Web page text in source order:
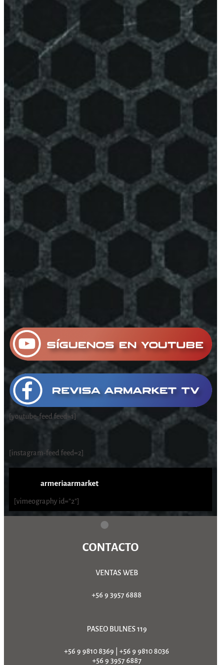
[youtube-feed feed=1]
[instagram-feed feed=2]
armeriaarmarket
[vimeography id="2"]
CONTACTO
VENTAS WEB
+56 9 3957 6888
PASEO BULNES 119
+56 9 9810 8369
+56 9 9810 8036
+56 9 3957 6887